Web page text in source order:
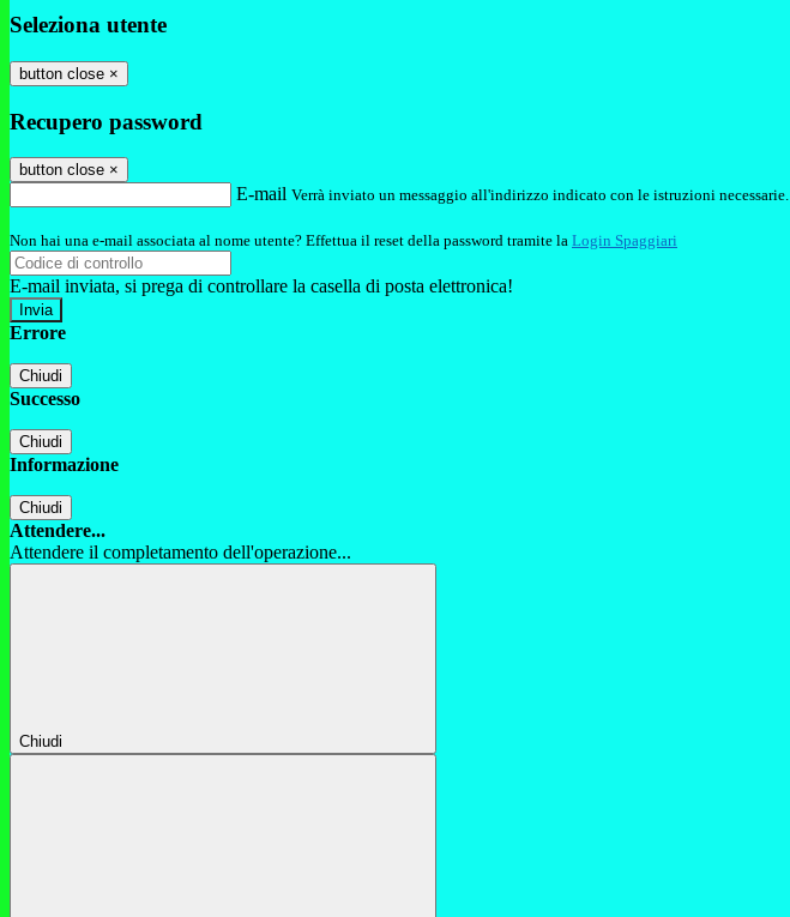
Seleziona utente
button close ×
Recupero password
button close ×
E-mail Verrà inviato un messaggio all'indirizzo indicato con le istruzioni necessarie.
Non hai una e-mail associata al nome utente? Effettua il reset della password tramite la Login Spaggiari
E-mail inviata, si prega di controllare la casella di posta elettronica!
Errore
Chiudi
Successo
Chiudi
Informazione
Chiudi
Attendere...
Attendere il completamento dell'operazione...
Chiudi